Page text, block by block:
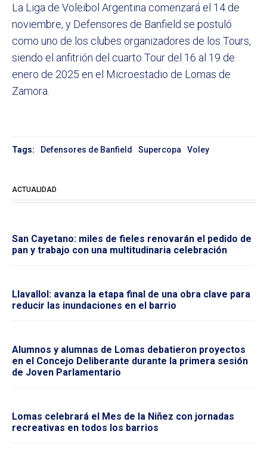
La Liga de Voleibol Argentina comenzará el 14 de
noviembre, y Defensores de Banfield se postuló
como uno de los clubes organizadores de los Tours,
siendo el anfitrión del cuarto Tour del 16 al 19 de
enero de 2025 en el Microestadio de Lomas de
Zamora.
Tags: Defensores de Banfield Supercopa Voley
ACTUALIDAD
San Cayetano: miles de fieles renovarán el pedido de
pan y trabajo con una multitudinaria celebración
Llavallol: avanza la etapa final de una obra clave para
reducir las inundaciones en el barrio
Alumnos y alumnas de Lomas debatieron proyectos
en el Concejo Deliberante durante la primera sesión
de Joven Parlamentario
Lomas celebrará el Mes de la Niñez con jornadas
recreativas en todos los barrios